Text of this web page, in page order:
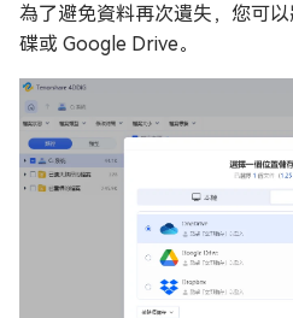
為了避免資料再次遺失，您可
碟或 Google Drive。